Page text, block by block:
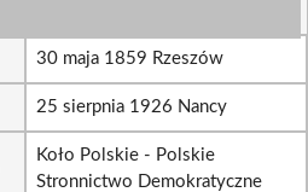
30 maja 1859 Rzeszów
25 sierpnia 1926 Nancy
Koło Polskie - Polskie
Stronnictwo Demokratyczne